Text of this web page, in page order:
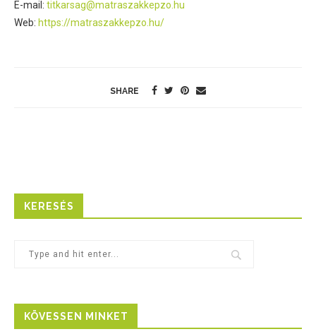
E-mail: titkarsag@matraszakkepzo.hu
Web: https://matraszakkepzo.hu/
SHARE
KERESÉS
KÖVESSEN MINKET